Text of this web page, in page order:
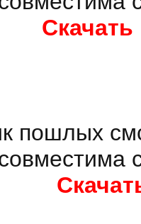
пошлых